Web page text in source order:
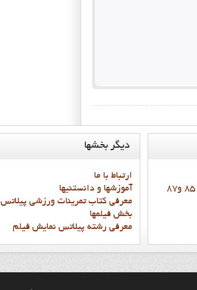
ديگر بخشها
ارتباط با ما
آموزشها و دانستنيها
معرفي کتاب تمرينات ورزشي پيلاتس
بخش فيلمها
معرفي رشته پيلاتس نمايش فيلم